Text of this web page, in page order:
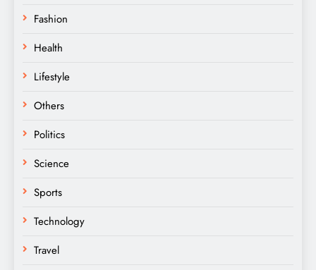
Fashion
Health
Lifestyle
Others
Politics
Science
Sports
Technology
Travel